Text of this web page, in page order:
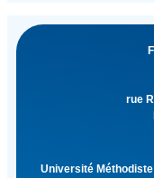
rue
Université Méthodiste